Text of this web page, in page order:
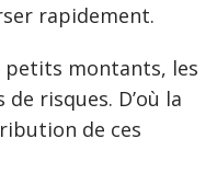
rapidement.
petits montants, les
risques. D’où la
de ces